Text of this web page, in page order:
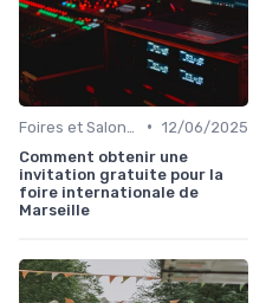
• 12/06/2025
Comment obtenir une
invitation gratuite pour la
foire internationale de
Marseille